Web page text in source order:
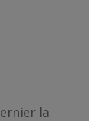
la